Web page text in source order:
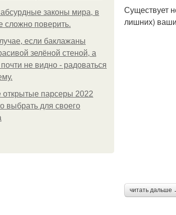
законы мира, в
сложно поверить.
если баклажаны
зелёной стеной, а
не видно - радоваться
парсеры 2022
выбрать для своего
Существует
лишних)
читать дальше